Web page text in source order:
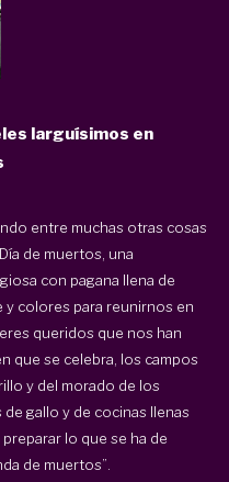
larguísimos en
entre muchas otras cosas
de muertos, una
con pagana llena de
colores para reunirnos en
queridos que nos han
que se celebra, los campos
y del morado de los
gallo y de cocinas llenas
lo que se ha de
de muertos”.